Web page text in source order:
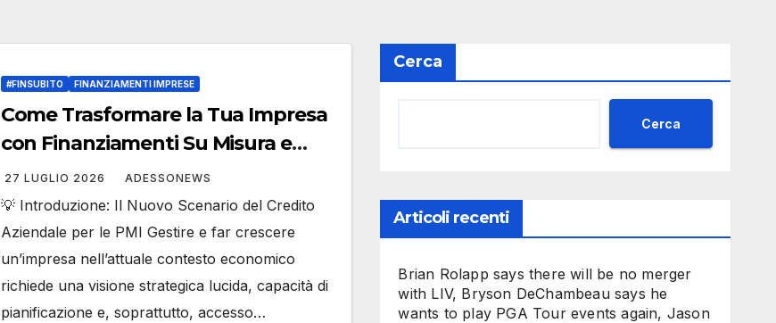
#FINSUBITO FINANZIAMENTI IMPRESE
Come Trasformare la Tua Impresa
con Finanziamenti Su Misura e
Finanza Agevolata: La Guida
Definitiva Strategica di #Finsubito
– #Adessonews – #Finsubito –
Adessonews
27 LUGLIO 2026 ADESSONEWS
💡 Introduzione: Il Nuovo Scenario del Credito
Aziendale per le PMI Gestire e far crescere
un’impresa nell’attuale contesto economico
richiede una visione strategica lucida, capacità di
pianificazione e, soprattutto, accesso…
Cerca
Cerca
Articoli recenti
Brian Rolapp says there will be no merger
with LIV, Bryson DeChambeau says he
wants to play PGA Tour events again, Jason